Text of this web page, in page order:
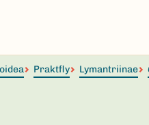
Praktfly Lymantriinae